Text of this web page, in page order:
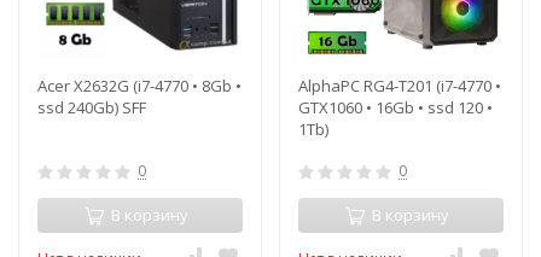
Acer X2632G (i7-4770 • 8Gb •
ssd 240Gb) SFF
0
В корзину
AlphaPC RG4-T201 (i7-4770 •
GTX1060 • 16Gb • ssd 120 •
1Tb)
0
В корзину